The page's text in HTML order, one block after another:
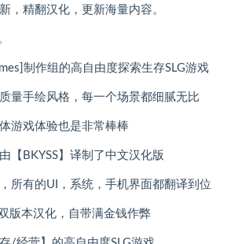
，精翻汉化，更新海量内容。
制作组的高自由度探索生存SLG游戏
量手绘风格，每一个场景都细腻无比
游戏体验也是非常棒棒
【BKYSS】译制了中文汉化版
所有的UI，系统，手机界面都翻译到位
版本汉化，自带满金钱作弊